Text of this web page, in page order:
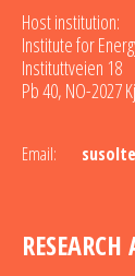
Host institution:
Institute for
Instituttveien 18
Pb 40, NO-2027
Email:
RESEARCH